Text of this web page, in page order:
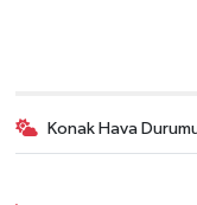
Konak Hava